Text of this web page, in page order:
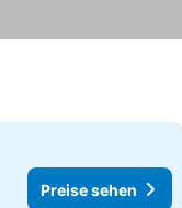
Preise sehen